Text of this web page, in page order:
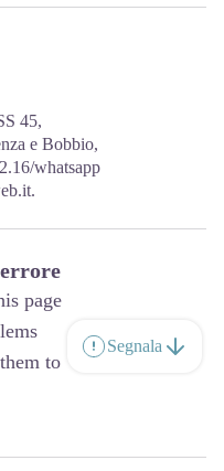
45,
e Bobbio,
whatsapp
page
to
Segnala